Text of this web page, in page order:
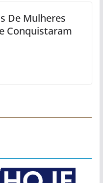
De Mulheres
Conquistaram